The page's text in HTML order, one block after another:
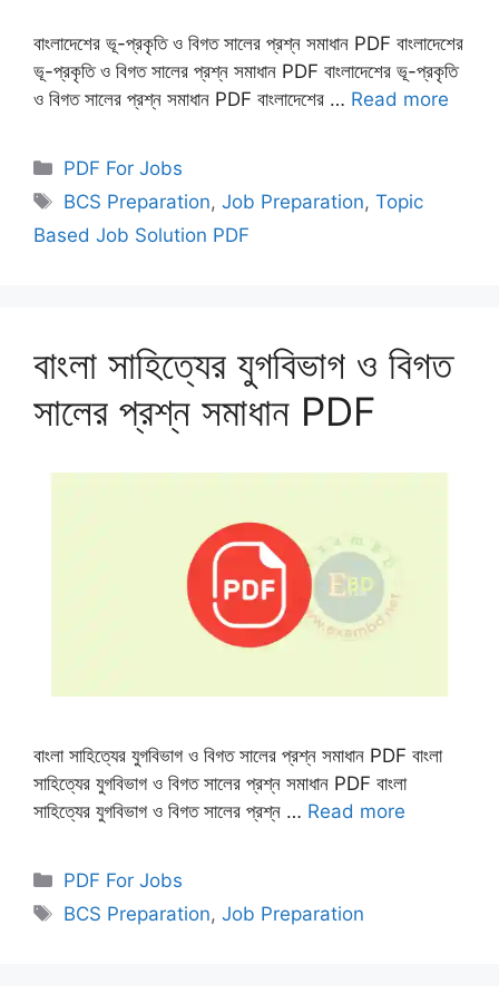
বাংলাদেশের ভূ-প্রকৃতি ও বিগত সালের প্রশ্ন সমাধান PDF বাংলাদেশের
ভূ-প্রকৃতি ও বিগত সালের প্রশ্ন সমাধান PDF বাংলাদেশের ভূ-প্রকৃতি
ও বিগত সালের প্রশ্ন সমাধান PDF বাংলাদেশের … Read more
Categories
PDF For Jobs
Tags
BCS Preparation,Job Preparation,Topic
Based Job Solution PDF
বাংলা সাহিত্যের যুগবিভাগ ও বিগত
সালের প্রশ্ন সমাধান PDF
বাংলা সাহিত্যের যুগবিভাগ ও বিগত সালের প্রশ্ন সমাধান PDF বাংলা
সাহিত্যের যুগবিভাগ ও বিগত সালের প্রশ্ন সমাধান PDF বাংলা
সাহিত্যের যুগবিভাগ ও বিগত সালের প্রশ্ন … Read more
Categories
PDF For Jobs
Tags
BCS Preparation,Job Preparation